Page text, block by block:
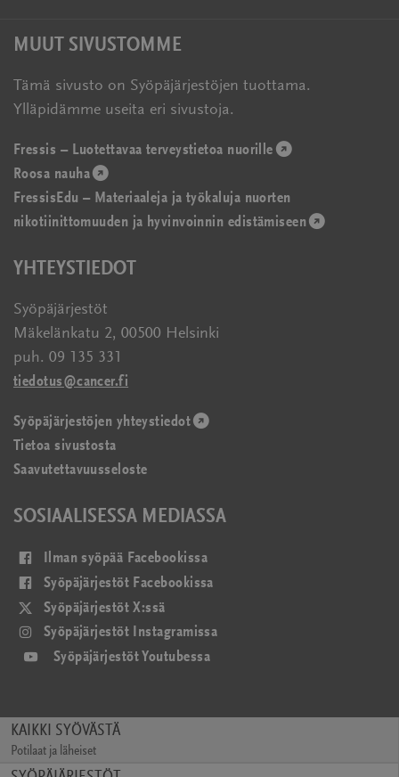
MUUT SIVUSTOMME
Tämä sivusto on Syöpäjärjestöjen tuottama.
Ylläpidämme useita eri sivustoja.
Fressis – Luotettavaa terveystietoa nuorille (avautuu
ikkunassa)
Roosa nauha(avautuu
uudessa
ikkunassa)
FressisEdu – Materiaaleja ja työkaluja nuorten
nikotiinittomuuden ja hyvinvoinnin edistämiseen (avautuu
YHTEYSTIEDOT
Syöpäjärjestöt
Mäkelänkatu 2, 00500 Helsinki
puh. 09 135 331
tiedotus@cancer.fi
Syöpäjärjestöjen yhteystiedot(avautuu
Tietoa sivustosta
Saavutettavuusseloste
SOSIAALISESSA MEDIASSA
Ilman syöpää Facebookissa(avautuu
uudessa
Syöpäjärjestöt Facebookissa
ikkunassa)
Syöpäjärjestöt X:ssä
uudessa
ikkunassa)
Syöpäjärjestöt Instagramissa
Syöpäjärjestöt Youtubessa(avautuu
KAIKKI SYÖVÄSTÄ
Potilaat ja läheiset
(avautuu